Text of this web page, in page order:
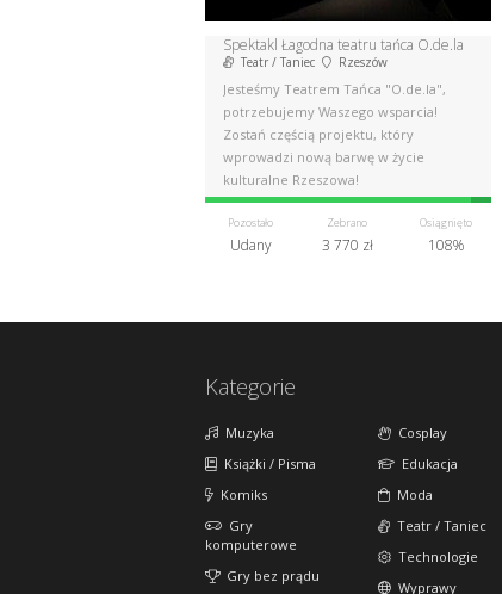
Spektakl Łagodna teatru tańca O.de.la
Teatr / Taniec Rzeszów
Jesteśmy Teatrem Tańca "O.de.la",
potrzebujemy Waszego wsparcia!
Zostań częścią projektu, który
wprowadzi nową barwę w życie
kulturalne Rzeszowa!
Pozostało
Udany
Zebrano
3 770 zł
Osiągnięto
108%
Kategorie
Muzyka
Książki / Pisma
Komiks
Gry
komputerowe
Gry bez prądu
Cosplay
Edukacja
Moda
Teatr / Taniec
Technologie
Wyprawy